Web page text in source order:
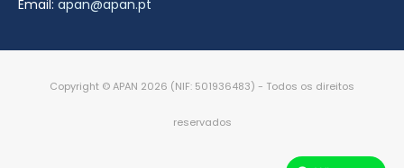
Email: apan@apan.pt
Copyright © APAN 2026 (NIF: 501936483) - Todos os direitos
reservados